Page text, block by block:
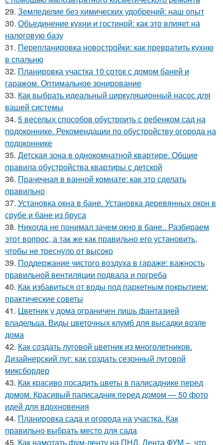
29. Земледелие без химических удобрений: наш опыт
30. Объединение кухни и гостиной: как это влияет на
налоговую базу
31. Перепланировка новостройки: как превратить кухню
в спальню
32. Планировка участка 10 соток с домом баней и
гаражом. Оптимальное зонирование
33. Как выбрать идеальный циркуляционный насос для
вашей системы
34. 5 веселых способов обустроить с ребенком сад на
подоконнике. Рекомендации по обустройству огорода на
подоконнике
35. Детская зона в однокомнатной квартире. Общие
правила обустройства квартиры с детской
36. Прачечная в ванной комнате: как это сделать
правильно
37. Установка окна в бане. Установка деревянных окон в
срубе и бане из бруса
38. Никогда не понимал зачем окно в бане.. Разбираем
этот вопрос, а так же как правильно его установить,
чтобы не треснуло от высоко
39. Поддержание чистого воздуха в гараже: важность
правильной вентиляции подвала и погреба
40. Как избавиться от воды под паркетным покрытием:
практические советы
41. Цветник у дома ограничен лишь фантазией
владельца. Виды цветочных клумб для высадки возле
дома
42. Как создать луговой цветник из многолетников.
Дизайнерский луг: как создать сезонный луговой
миксбордер
43. Как красиво посадить цветы в палисаднике перед
домом. Красивый палисадник перед домом — 50 фото
идей для вдохновения
44. Планировка сада и огорода на участка. Как
правильно выбрать место для сада
45. Как намотать фум-ленту на ПНД. Лента ФУМ –, что